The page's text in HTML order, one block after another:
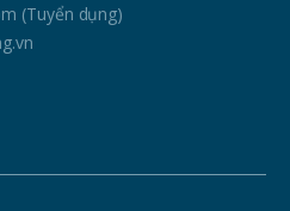
(Tuyển dụng)